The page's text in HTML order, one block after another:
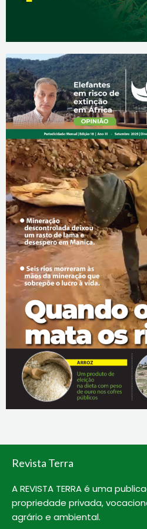
Revista Terra
A REVISTA TERRA é uma
propriedade privada,
agrário e ambiental.